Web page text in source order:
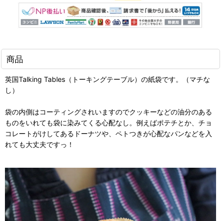
商品
英国Talking Tables（トーキングテーブル）の紙袋です。（マチな
し）
袋の内側はコーティングされいますのでクッキーなどの油分のある
ものをいれても袋に染みてくる心配なし。例えばポテチとか、チョ
コレートがけしてあるドーナツや、ペトつきが心配なパンなどを入
れても大丈夫ですっ！